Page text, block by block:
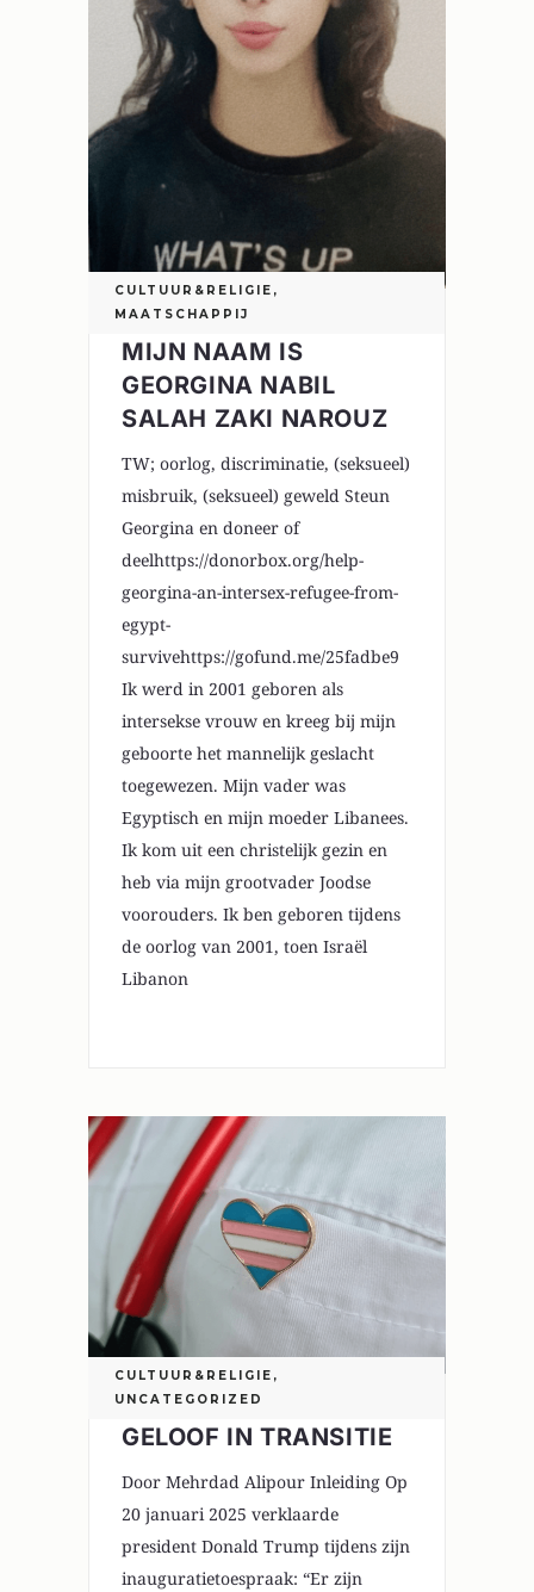
CULTUUR&RELIGIE ,
MAATSCHAPPIJ
MIJN NAAM IS
GEORGINA NABIL
SALAH ZAKI NAROUZ
TW; oorlog, discriminatie, (seksueel)
misbruik, (seksueel) geweld Steun
Georgina en doneer of
deelhttps://donorbox.org/help-
georgina-an-intersex-refugee-from-
egypt-
survivehttps://gofund.me/25fadbe9
Ik werd in 2001 geboren als
intersekse vrouw en kreeg bij mijn
geboorte het mannelijk geslacht
toegewezen. Mijn vader was
Egyptisch en mijn moeder Libanees.
Ik kom uit een christelijk gezin en
heb via mijn grootvader Joodse
voorouders. Ik ben geboren tijdens
de oorlog van 2001, toen Israël
Libanon
CULTUUR&RELIGIE ,
UNCATEGORIZED
GELOOF IN TRANSITIE
Door Mehrdad Alipour Inleiding Op
20 januari 2025 verklaarde
president Donald Trump tijdens zijn
inauguratietoespraak: “Er zijn